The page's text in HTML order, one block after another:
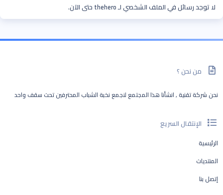
لا توجد رسائل في الملف الشخصي لـ thehero حتى الآن.
من نحن ؟
نحن شركة تقنية , انشأنا هذا المجتمع لنجمع نخبة الشباب المحترفين تحت سقف واحد
الإنتقال السريع
الرئيسية
المنتديات
إتصل بنا